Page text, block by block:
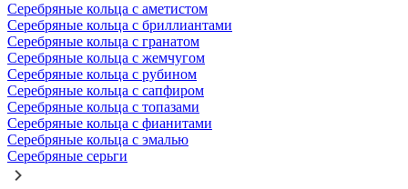
Серебряные кольца с аметистом
Серебряные кольца с бриллиантами
Серебряные кольца с гранатом
Серебряные кольца с жемчугом
Серебряные кольца с рубином
Серебряные кольца с сапфиром
Серебряные кольца с топазами
Серебряные кольца с фианитами
Серебряные кольца с эмалью
Серебряные серьги